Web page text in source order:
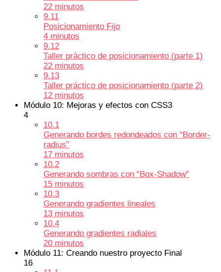
22 minutos
9.11
Posicionamiento Fijo
4 minutos
9.12
Taller práctico de posicionamiento (parte 1)
22 minutos
9.13
Taller práctico de posicionamiento (parte 2)
12 minutos
Módulo 10: Mejoras y efectos con CSS3
4
10.1
Generando bordes redondeados con “Border-
radius”
17 minutos
10.2
Generando sombras con “Box-Shadow”
15 minutos
10.3
Generando gradientes lineales
13 minutos
10.4
Generando gradientes radiales
20 minutos
Módulo 11: Creando nuestro proyecto Final
16